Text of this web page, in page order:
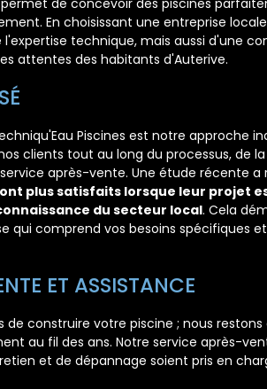
de concevoir des piscines
En choisissant une entreprise
technique, mais aussi d'une
attentes des habitants d'Auterive.
Piscines est notre approche
clients tout au long du processus, de
après-vente. Une étude récente a
plus satisfaits lorsque leur projet
du secteur local. Cela
qui comprend vos besoins spécifiques
ET ASSISTANCE
de construire votre piscine ; nous
au fil des ans. Notre service après-
et de dépannage soient pris en